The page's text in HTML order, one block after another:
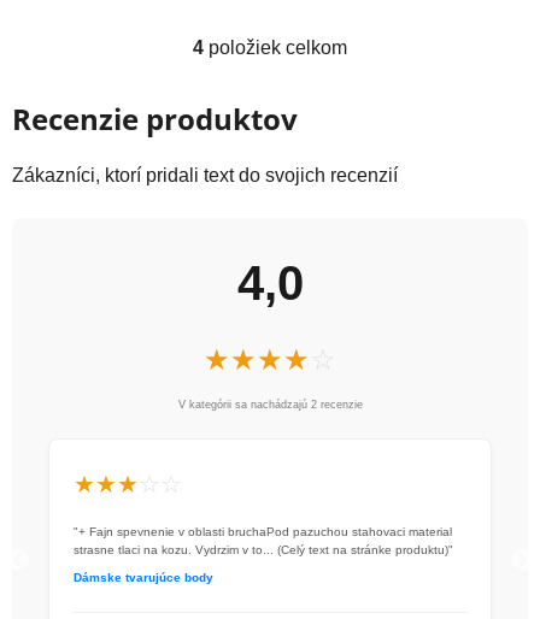
O
l
á
d
a
e
p
v
k
y
s
u
4 položiek celkom
Recenzie produktov
Zákazníci, ktorí pridali text do svojich recenzií
4,0
☆☆☆☆ ☆
★★★★ ★
V kategórii sa nachádzajú 2recenzie
★★★☆☆
"+ Fajn spevnenie v oblasti bruchaPod pazuchou stahovaci material
strasne tlaci na kozu. Vydrzim v to... (Celý text na stránke produktu)"
Dámske tvarujúce body